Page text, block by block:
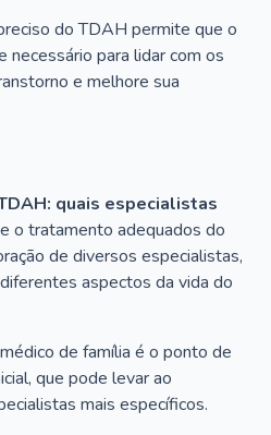
do TDAH permite que o
necessário para lidar com os
e melhore sua
quais especialistas
o tratamento adequados do
de diversos especialistas,
aspectos da vida do
de família é o ponto de
que pode levar ao
mais específicos.